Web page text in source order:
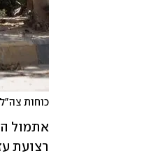
כוחות
אתמול
רצועת עזה. שמש, בן 21 מירושלים, נהרג